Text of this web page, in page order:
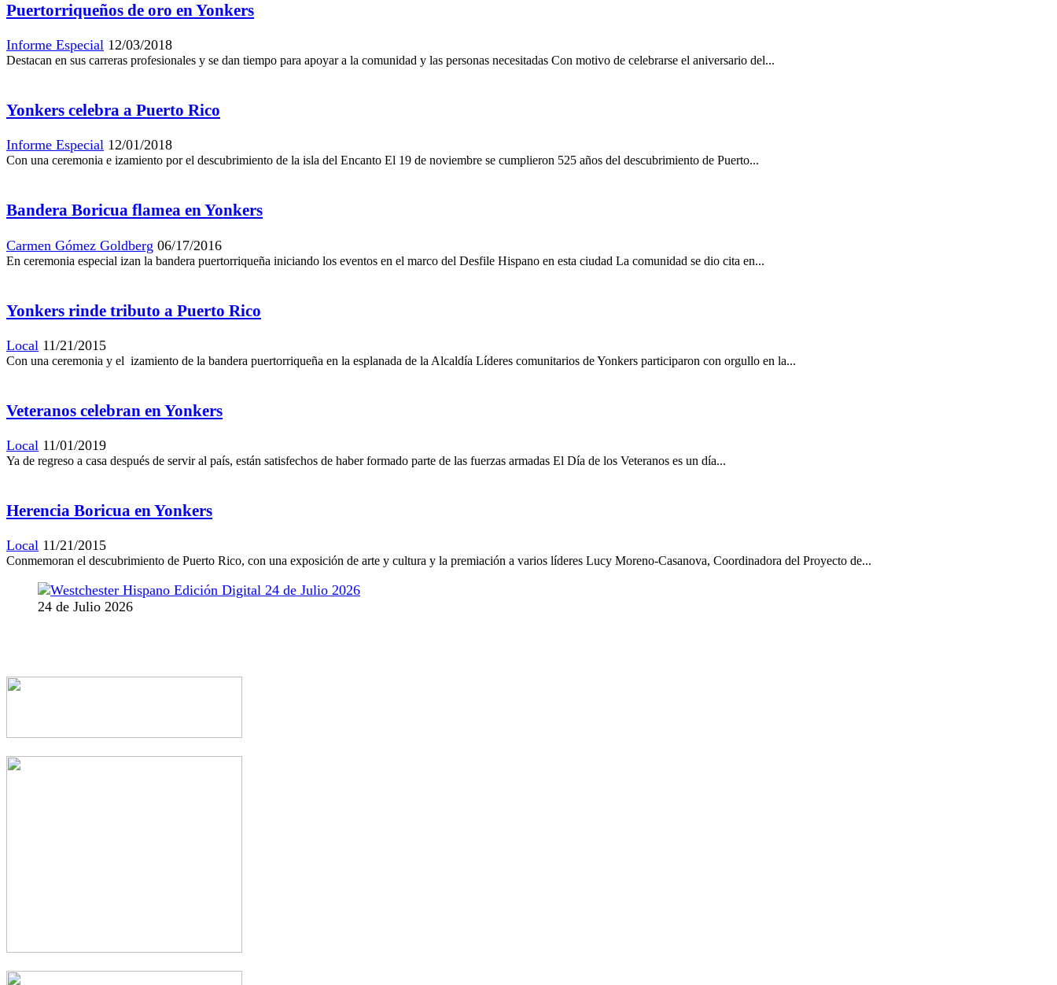
Puertorriqueños de oro en Yonkers
Informe Especial 12/03/2018
Destacan en sus carreras profesionales y se dan tiempo para apoyar a la comunidad y las personas necesitadas Con motivo de celebrarse el aniversario del...
Yonkers celebra a Puerto Rico
Informe Especial 12/01/2018
Con una ceremonia e izamiento por el descubrimiento de la isla del Encanto El 19 de noviembre se cumplieron 525 años del descubrimiento de Puerto...
Bandera Boricua flamea en Yonkers
Carmen Gómez Goldberg 06/17/2016
En ceremonia especial izan la bandera puertorriqueña iniciando los eventos en el marco del Desfile Hispano en esta ciudad La comunidad se dio cita en...
Yonkers rinde tributo a Puerto Rico
Local 11/21/2015
Con una ceremonia y el izamiento de la bandera puertorriqueña en la esplanada de la Alcaldía Líderes comunitarios de Yonkers participaron con orgullo en la...
Veteranos celebran en Yonkers
Local 11/01/2019
Ya de regreso a casa después de servir al país, están satisfechos de haber formado parte de las fuerzas armadas El Día de los Veteranos es un día...
Herencia Boricua en Yonkers
Local 11/21/2015
Conmemoran el descubrimiento de Puerto Rico, con una exposición de arte y cultura y la premiación a varios líderes Lucy Moreno-Casanova, Coordinadora del Proyecto de...
24 de Julio 2026